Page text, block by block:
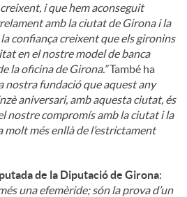
i que hem aconseguit
amb la ciutat de Girona i la
confiança creixent que els gironins
en el nostre model de banca
la oficina de Girona.”També ha
nostra fundació que aquest any
aniversari, amb aquesta ciutat, és
nostre compromís amb la ciutat i la
molt més enllà de l’estrictament
de la Diputació de Girona:
una efemèride; són la prova d’un